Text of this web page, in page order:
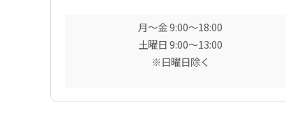
月〜金 9:00〜18:00
土曜日 9:00〜13:00
※日曜日除く